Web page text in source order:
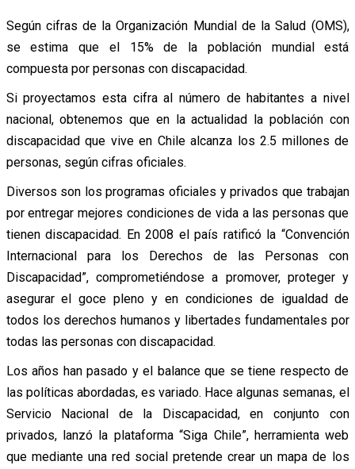
Según cifras de la Organización Mundial de la Salud (OMS),
se estima que el 15% de la población mundial está
compuesta por personas con discapacidad.
Si proyectamos esta cifra al número de habitantes a nivel
nacional, obtenemos que en la actualidad la población con
discapacidad que vive en Chile alcanza los 2.5 millones de
personas, según cifras oficiales.
Diversos son los programas oficiales y privados que trabajan
por entregar mejores condiciones de vida a las personas que
tienen discapacidad. En 2008 el país ratificó la “Convención
Internacional para los Derechos de las Personas con
Discapacidad”, comprometiéndose a promover, proteger y
asegurar el goce pleno y en condiciones de igualdad de
todos los derechos humanos y libertades fundamentales por
todas las personas con discapacidad.
Los años han pasado y el balance que se tiene respecto de
las políticas abordadas, es variado. Hace algunas semanas, el
Servicio Nacional de la Discapacidad, en conjunto con
privados, lanzó la plataforma “Siga Chile”, herramienta web
que mediante una red social pretende crear un mapa de los